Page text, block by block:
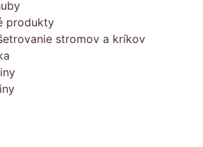
produkty
stromov a kríkov